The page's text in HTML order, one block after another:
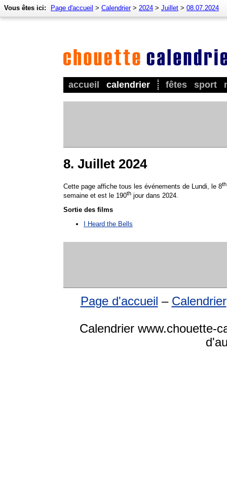
accueil calendrier fêtes sport
Vous êtes ici: Page d'accueil > Calendrier> 2024 > Juillet > 08.07.2024
8. Juillet 2024
Cette page affiche tous les événements de Lundi, le 8th
semaine et est le 190th jour dans 2024.
Sortie des films
I Heard the Bells
Page d'accueil – Calendrier
Calendrier www.chouette-